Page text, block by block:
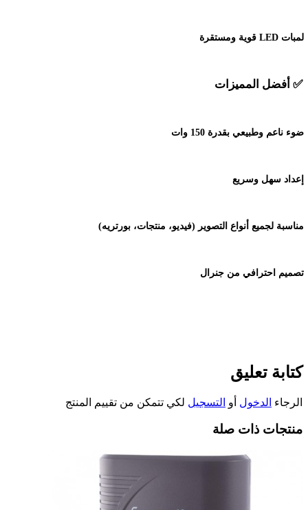
لمبات قوية ومستقرة
✅ أفضل المميزات
ضوء ناعم وطبيعي بقدرة 150 وات
إعداد سهل وسريع
مناسبة لجميع أنواع التصوير (فيديو، منتجات، بورتريه)
تصميم احترافي من جنرال
كتابة تعليق
الرجاء الدخول أو التسجيل لكي تتمكن من تقييم المنتج
منتجات ذات صلة